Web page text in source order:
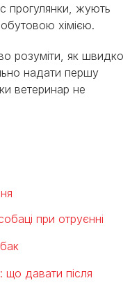
прогулянки, жують
хімією.
розуміти, як швидко
надати першу
ветеринар не
при отруєнні
що давати після